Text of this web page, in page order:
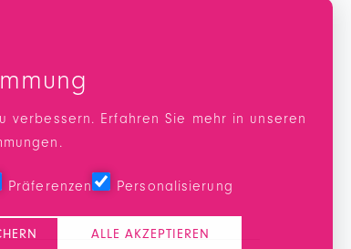
verbessern. Erfahren Sie mehr in unseren
.
Präferenzen Personalisierung
ALLE AKZEPTIEREN